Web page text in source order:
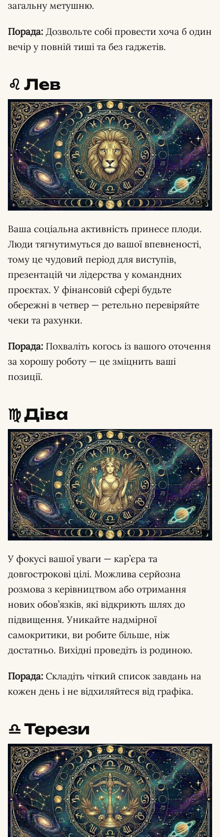
загальну метушню.
Порада: Дозвольте собі провести хоча б один
вечір у повній тиші та без гаджетів.
♌️ Лев
Ваша соціальна активність принесе плоди.
Люди тягнутимуться до вашої впевненості,
тому це чудовий період для виступів,
презентацій чи лідерства у командних
проєктах. У фінансовій сфері будьте
обережні в четвер — ретельно перевіряйте
чеки та рахунки.
Порада: Похваліть когось із вашого оточення
за хорошу роботу — це зміцнить ваші
позиції.
♍️ Діва
У фокусі вашої уваги — кар’єра та
довгострокові цілі. Можлива серйозна
розмова з керівництвом або отримання
нових обов’язків, які відкриють шлях до
підвищення. Уникайте надмірної
самокритики, ви робите більше, ніж
достатньо. Вихідні проведіть із родиною.
Порада: Складіть чіткий список завдань на
кожен день і не відхиляйтеся від графіка.
♎️ Терези